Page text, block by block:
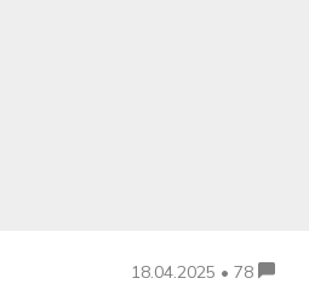
18.04.2025 • 78